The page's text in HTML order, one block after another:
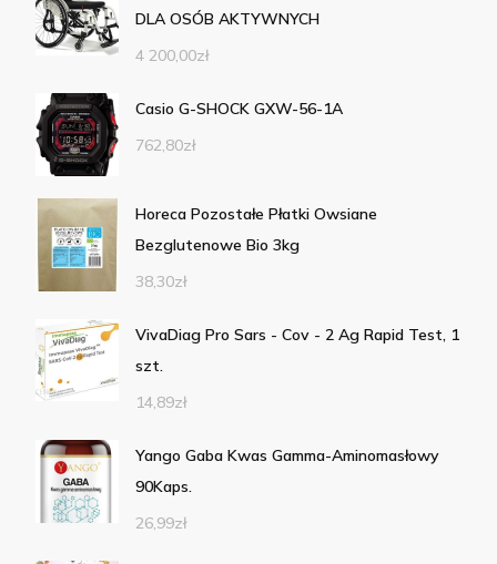
DLA OSÓB AKTYWNYCH
4 200,00zł
Casio G-SHOCK GXW-56-1A
762,80zł
Horeca Pozostałe Płatki Owsiane
Bezglutenowe Bio 3kg
38,30zł
VivaDiag Pro Sars - Cov - 2 Ag Rapid Test, 1
szt.
14,89zł
Yango Gaba Kwas Gamma-Aminomasłowy
90Kaps.
26,99zł